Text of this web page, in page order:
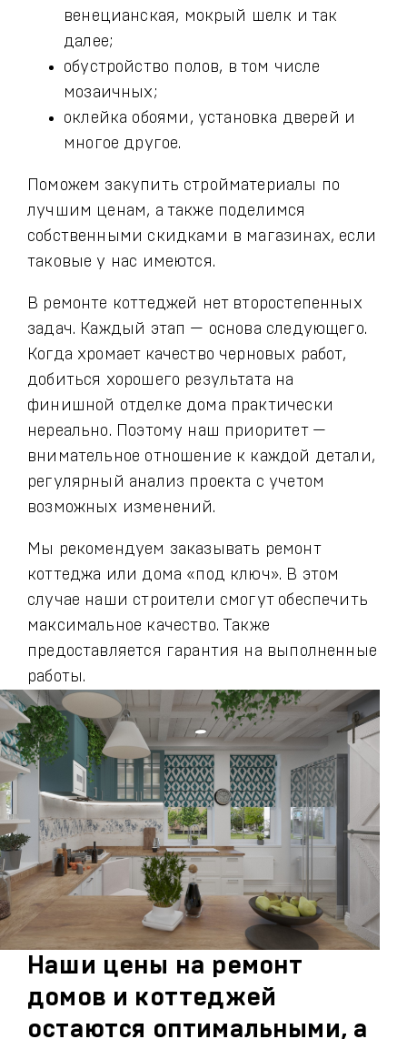
венецианская, мокрый шелк и так
далее;
обустройство полов, в том числе
мозаичных;
оклейка обоями, установка дверей и
многое другое.
Поможем закупить стройматериалы по
лучшим ценам, а также поделимся
собственными скидками в магазинах, если
таковые у нас имеются.
В ремонте коттеджей нет второстепенных
задач. Каждый этап — основа следующего.
Когда хромает качество черновых работ,
добиться хорошего результата на
финишной отделке дома практически
нереально. Поэтому наш приоритет —
внимательное отношение к каждой детали,
регулярный анализ проекта с учетом
возможных изменений.
Мы рекомендуем заказывать ремонт
коттеджа или дома «под ключ». В этом
случае наши строители смогут обеспечить
максимальное качество. Также
предоставляется гарантия на выполненные
работы.
Наши цены на ремонт
домов и коттеджей
остаются оптимальными, а